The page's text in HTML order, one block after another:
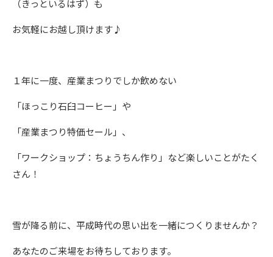
（きっといるはず）も
お気軽にお越し頂けます♪
１年に一度、産業まつりでしか飲めない
「ほっこり石臼コーヒー」や
「産業まつり特価セール」、
「ワークショップ：ちょうちん作り」など楽しいことがたく
さん！
雪が降る前に、平成時代の思い出を一緒につくりませんか？
あなたのご来場をお待ちしております。